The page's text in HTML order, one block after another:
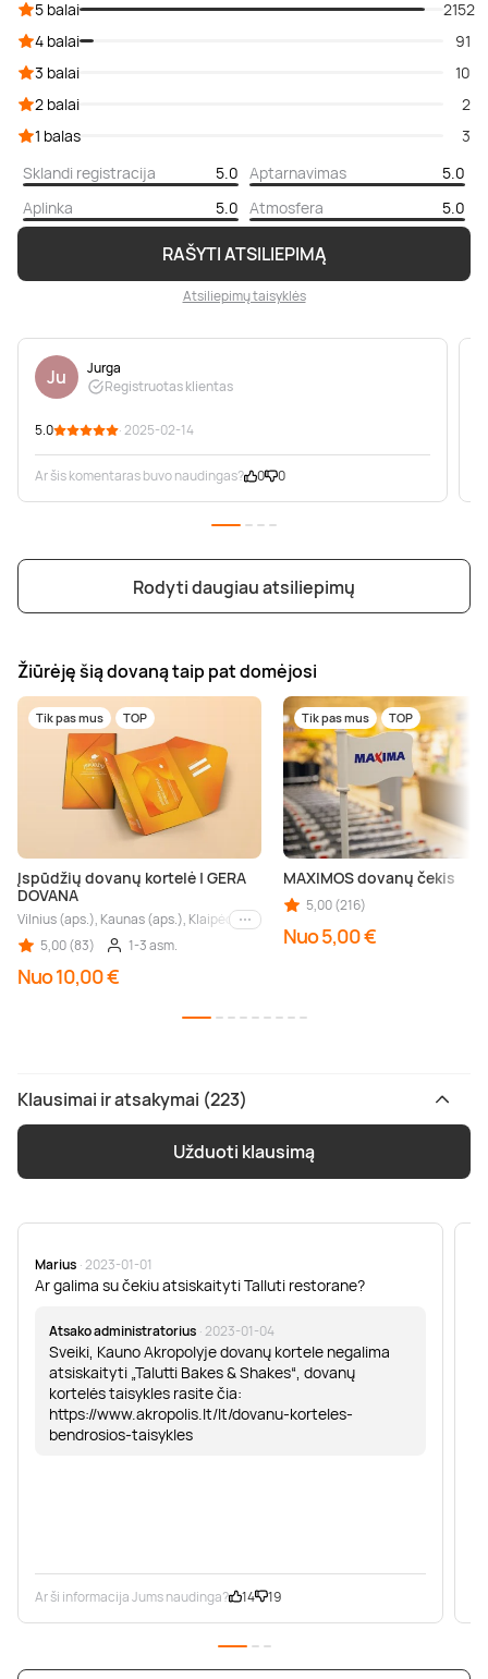
RAŠYTI ATSILIEPIMĄ
Atsiliepimų taisyklės
5 balai
2152
4 balai
91
3 balai
10
2 balai
2
1 balas
3
Sklandi registracija
5.0 Aptarnavimas
5.0
Aplinka
5.0 Atmosfera 5.0
Ju
Jurga
Registruotas klientas
5.0 · 2025-02-14
Ar šis komentaras buvo naudingas? 0 0
Rodyti daugiau atsiliepimų
Žiūrėję šią dovaną taip pat domėjosi
Tik pas mus TOP
Įspūdžių dovanų kortelė | GERA
DOVANA
Vilnius (aps.), Kaunas (aps.), Klaipėda (aps.), Palanga (aps.), Nida (aps.),
Kiti miestai
5,00 (83)
1-3 asm.
Nuo 10,00 €
Tik pas mus TOP
MAXIMOS dovanų čekis
5,00 (216)
Nuo 5,00 €
Klausimai ir atsakymai (223)
Užduoti klausimą
Marius · 2023-01-01
Ar galima su čekiu atsiskaityti Talluti restorane?
Atsako administratorius · 2023-01-04
Sveiki, Kauno Akropolyje dovanų kortele negalima
atsiskaityti „Talutti Bakes & Shakes“, dovanų
kortelės taisykles rasite čia:
https://www.akropolis.lt/lt/dovanu-korteles-
bendrosios-taisykles
Ar ši informacija Jums naudinga? 14 19